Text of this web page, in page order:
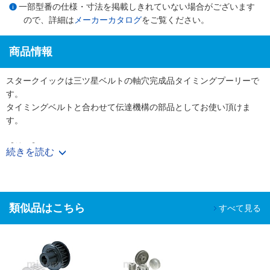
一部型番の仕様・寸法を掲載しきれていない場合がございます
ので、詳細は メーカーカタログをご覧ください。
商品情報
スタークイックは三ツ星ベルトの軸穴完成品タイミングプーリーで
す。
タイミングベルトと合わせて伝達機構の部品としてお使い頂けま
す。
【特長】
・使用する軸径に合わせて軸穴・キー・タップ加工付きの完成プー
【用途】
・工作機械、射出成形機などの大型機械からコピー機やプリンター
などのOA機器まで幅広い装置で使用されています。
続きを読む
類似品はこちら すべて見る